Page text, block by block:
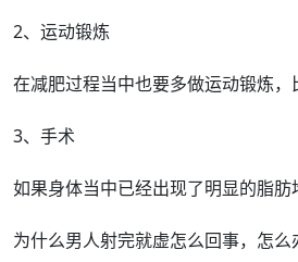
2、运动锻炼
在减肥过程当中也要多做运动锻炼，
3、手术
如果身体当中已经出现了明显的脂肪
为什么男人射完就虚怎么回事，怎么